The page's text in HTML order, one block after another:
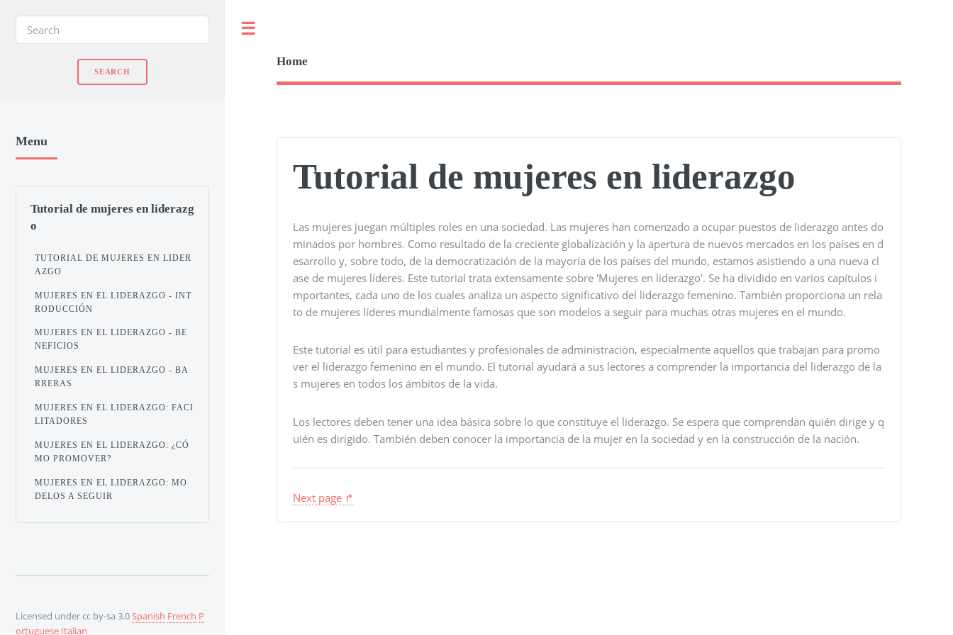
Home
Tutorial de mujeres en liderazgo
Las mujeres juegan múltiples roles en una sociedad. Las mujeres han comenzado a ocupar puestos de liderazgo antes do
minados por hombres. Como resultado de la creciente globalización y la apertura de nuevos mercados en los países en d
esarrollo y, sobre todo, de la democratización de la mayoría de los países del mundo, estamos asistiendo a una nueva cl
ase de mujeres líderes. Este tutorial trata extensamente sobre 'Mujeres en liderazgo'. Se ha dividido en varios capítulos i
mportantes, cada uno de los cuales analiza un aspecto significativo del liderazgo femenino. También proporciona un rela
to de mujeres líderes mundialmente famosas que son modelos a seguir para muchas otras mujeres en el mundo.
Este tutorial es útil para estudiantes y profesionales de administración, especialmente aquellos que trabajan para promo
ver el liderazgo femenino en el mundo. El tutorial ayudará a sus lectores a comprender la importancia del liderazgo de la
s mujeres en todos los ámbitos de la vida.
Los lectores deben tener una idea básica sobre lo que constituye el liderazgo. Se espera que comprendan quién dirige y q
uién es dirigido. También deben conocer la importancia de la mujer en la sociedad y en la construcción de la nación.
Next page ↱
Menu
Tutorial de mujeres en liderazg
o
TUTORIAL DE MUJERES EN LIDER
AZGO
MUJERES EN EL LIDERAZGO - INT
RODUCCIÓN
MUJERES EN EL LIDERAZGO - BE
NEFICIOS
MUJERES EN EL LIDERAZGO - BA
RRERAS
MUJERES EN EL LIDERAZGO: FACI
LITADORES
MUJERES EN EL LIDERAZGO: ¿CÓ
MO PROMOVER?
MUJERES EN EL LIDERAZGO: MO
DELOS A SEGUIR
Licensed under cc by-sa 3.0Spanish French P
ortuguese Italian